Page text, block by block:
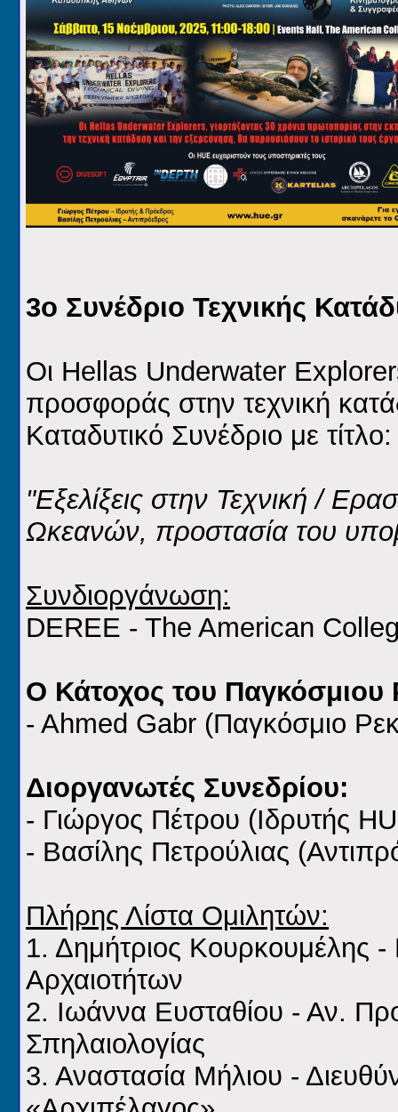
3ο Συνέδριο Τεχνικής
Οι Hellas Underwater
προσφοράς στην τεχνική
Καταδυτικό Συνέδριο με τίτλο:
"Εξελίξεις στην Τεχνική /
Ωκεανών, προστασία του
Συνδιοργάνωση:
DEREE - The American
Ο Κάτοχος του Παγκόσμιου
- Ahmed Gabr (Παγκόσμιο
Διοργανωτές Συνεδρίου:
- Γιώργος Πέτρου (Ιδρυτής
- Βασίλης Πετρούλιας
Πλήρης Λίστα Ομιλητών:
1. Δημήτριος Κουρκουμέλης
Αρχαιοτήτων
2. Ιωάννα Ευσταθίου - Αν.
Σπηλαιολογίας
3. Αναστασία Μήλιου -